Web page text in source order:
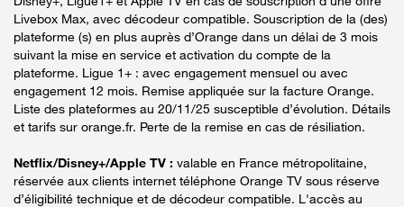
Livebox Max, avec décodeur compatible. Souscription de la (des)
plateforme (s) en plus auprès d’Orange dans un délai de 3 mois
suivant la mise en service et activation du compte de la
plateforme. Ligue 1+ : avec engagement mensuel ou avec
engagement 12 mois. Remise appliquée sur la facture Orange.
Liste des plateformes au 20/11/25 susceptible d’évolution. Détails
et tarifs sur orange.fr. Perte de la remise en cas de résiliation.
Netflix/Disney+/Apple TV : valable en France métropolitaine,
réservée aux clients internet téléphone Orange TV sous réserve
d’éligibilité technique et de décodeur compatible. L'accès au